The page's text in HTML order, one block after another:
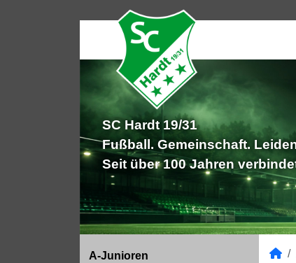
SC Hardt 19/31
Fußball. Gemeinschaft.
Seit über 100 Jahren
A-Junioren